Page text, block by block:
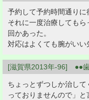
予約して予約時間通りに
それに一度治療しても
回かあった。
対応はよくても腕がいい
[滋賀県2013年-96] ●●
ちょっとずつしか治し
っておりませんので」